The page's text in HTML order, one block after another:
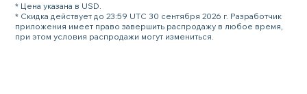
* Цена указана в USD.
* Скидка действует до 23:59 UTC 30 сентября 2026 г. Разработчик
приложения имеет право завершить распродажу в любое время,
при этом условия распродажи могут измениться.